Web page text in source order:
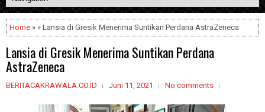
Home » » Lansia di Gresik Menerima Suntikan Perdana AstraZeneca
Lansia di Gresik Menerima Suntikan Perdana
AstraZeneca
BERITACAKRAWALA.CO.ID Juni 11, 2021 No comments